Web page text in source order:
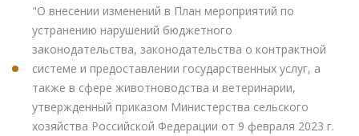
"О внесении изменений в План мероприятий по
устранению нарушений бюджетного
законодательства, законодательства о контрактной
системе и предоставлении государственных услуг, а
также в сфере животноводства и ветеринарии,
утвержденный приказом Министерства сельского
хозяйства Российской Федерации от 9 февраля 2023 г.